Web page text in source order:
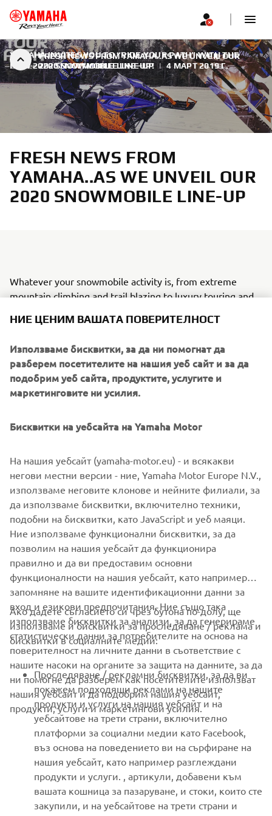
FRESH NEWS FROM YAMAHA..AS WE UNVEIL OUR
2020 SNOWMOBILE LINE-UP
YAMAHA INVITES YOU TO “RIDE YOUR PATH” WITH THE
NEW 2020 SNOWMOBILE LINE-UP! | 4 МАРТ 2019 Г.
FRESH NEWS FROM
YAMAHA..AS WE UNVEIL OUR
2020 SNOWMOBILE LINE-UP
Whatever your snowmobile activity is, from extreme
mountain climbing and trail blazing to luxury touring and
reliable and high-performance snowmobiles.
Meet the new Sidewinder X-TX 146 LE , our exciting,
turbo-powered, adventure machine which will urge you to
go exploring a bit further - and faster!
153 , a powder-conquering, steep-climbing
LEARN MORE »
CORPORATE
FOR BUSINESS
MORE YAMAHA
SUPPORT
НОВИНАРСКИ БЮЛЕТИН
Бъдете първите, които ще научат за най-новите оферти,
специални събития, нови модели и много други
НИЕ ЦЕНИМ ВАШАТА ПОВЕРИТЕЛНОСТ
Използваме бисквитки, за да ни помогнат да
разберем посетителите на нашия уеб сайт и за да
подобрим уеб сайта, продуктите, услугите и
маркетинговите ни усилия.
Бисквитки на уебсайта на Yamaha Motor
На нашия уебсайт (yamaha-motor.eu) - и всякакви
негови местни версии - ние, Yamaha Motor Europe N.V.,
използваме неговите клонове и нейните филиали, за
да използваме бисквитки, включително техники,
подобни на бисквитки, като JavaScript и уеб маяци.
Ние използваме функционални бисквитки, за да
позволим на нашия уебсайт да функционира
правилно и да ви предоставим основни
функционалности на нашия уебсайт, като например
запомняне на вашите идентификационни данни за
вход и езикови предпочитания. Ние също така
използваме бисквитки за анализи, за да генерираме
статистически данни за потребителите на основа на
поверителност на личните данни в съответствие с
нашите насоки на органите за защита на данните, за да
ни помогне да разберем как посетителите използват
нашия уебсайт и да подобрим нашия уебсайт,
продукти, услуги и маркетингови усилия.
Ако дадете съгласието си чрез бутона по-долу, ще
използваме и бисквитки за проследяване / реклама и
бисквитки в социалните медии:
Проследяване / рекламни бисквитки, за да ви
покажем подходящи реклами на нашите
продукти и услуги на нашия уебсайт и на
уебсайтове на трети страни, включително
платформи за социални медии като Facebook,
въз основа на поведението ви на сърфиране на
нашия уебсайт, като например разглеждани
продукти и услуги. , артикули, добавени към
вашата кошница за пазаруване, и стоки, които сте
закупили, и на уебсайтове на трети страни и